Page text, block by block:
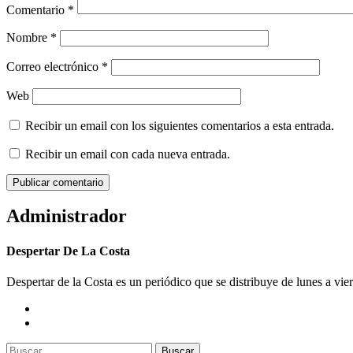
Comentario *
Nombre *
Correo electrónico *
Web
Recibir un email con los siguientes comentarios a esta entrada.
Recibir un email con cada nueva entrada.
Administrador
Despertar De La Costa
Despertar de la Costa es un periódico que se distribuye de lunes a
Buscar: